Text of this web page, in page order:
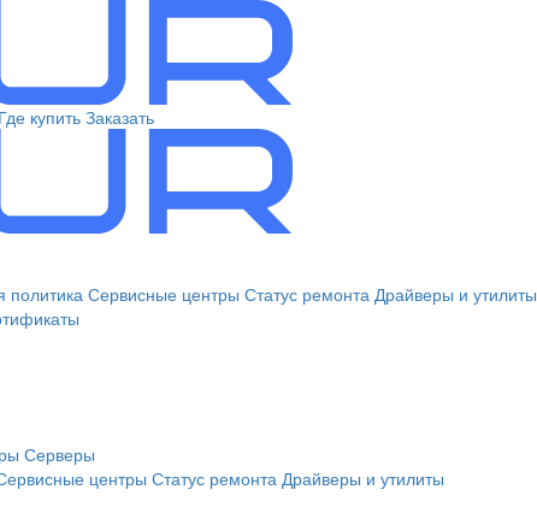
Где купить Заказать
политика Сервисные центры Статус ремонта Драйверы и утилиты
Серверы
центры Статус ремонта Драйверы и утилиты